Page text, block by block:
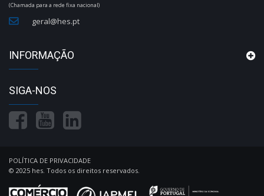
(Chamada para a rede fixa nacional)
geral@hes.pt
INFORMAÇÃO
SIGA-NOS
POLÍTICA DE PRIVACIDADE
© 2025 hes. Todos os direitos reservados.